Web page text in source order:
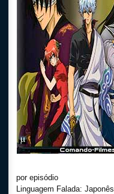
por episódio
Linguagem Falada: Japonês